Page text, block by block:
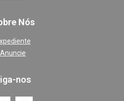
Nós
Anuncie
nos